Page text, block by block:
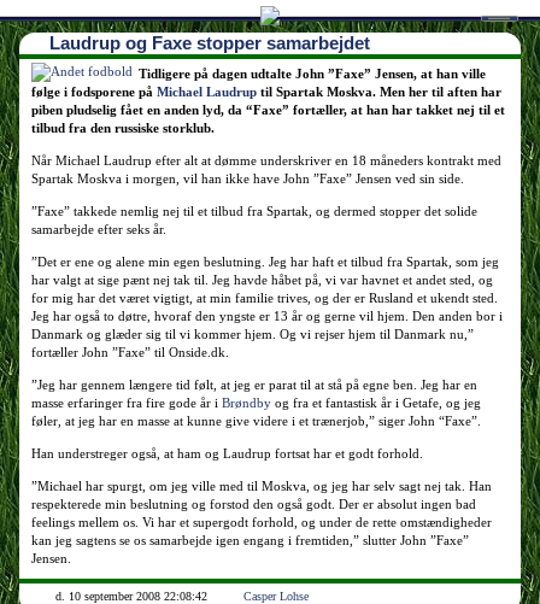
Наши партнеры
лучшие займы
Laudrup og Faxe stopper samarbejdet
Tidligere på dagen udtalte John ”Faxe” Jensen, at han ville
følge i fodsporene på Michael Laudrup til Spartak Moskva. Men her til aften har
piben pludselig fået en anden lyd, da “Faxe” fortæller, at han har takket nej til et
tilbud fra den russiske storklub.
Når Michael Laudrup efter alt at dømme underskriver en 18 måneders kontrakt med
Spartak Moskva i morgen, vil han ikke have John ”Faxe” Jensen ved sin side.
”Faxe” takkede nemlig nej til et tilbud fra Spartak, og dermed stopper det solide
samarbejde efter seks år.
”Det er ene og alene min egen beslutning. Jeg har haft et tilbud fra Spartak, som jeg
har valgt at sige pænt nej tak til. Jeg havde håbet på, vi var havnet et andet sted, og
for mig har det været vigtigt, at min familie trives, og der er Rusland et ukendt sted.
Jeg har også to døtre, hvoraf den yngste er 13 år og gerne vil hjem. Den anden bor i
Danmark og glæder sig til vi kommer hjem. Og vi rejser hjem til Danmark nu,”
fortæller John ”Faxe” til Onside.dk.
”Jeg har gennem længere tid følt, at jeg er parat til at stå på egne ben. Jeg har en
masse erfaringer fra fire gode år i Brøndby og fra et fantastisk år i Getafe, og jeg
føler, at jeg har en masse at kunne give videre i et trænerjob,” siger John “Faxe”.
Han understreger også, at ham og Laudrup fortsat har et godt forhold.
”Michael har spurgt, om jeg ville med til Moskva, og jeg har selv sagt nej tak. Han
respekterede min beslutning og forstod den også godt. Der er absolut ingen bad
feelings mellem os. Vi har et supergodt forhold, og under de rette omstændigheder
kan jeg sagtens se os samarbejde igen engang i fremtiden,” slutter John ”Faxe”
Jensen.
d. 10 september 2008 22:08:42 Casper Lohse